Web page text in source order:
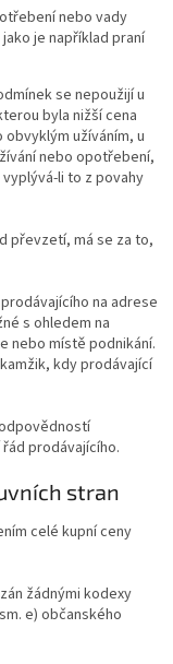
nebo vady
je například praní
se nepoužijí u
byla nižší cena
užíváním, u
nebo opotřebení,
li to z povahy
převzetí, má se za to,
na adrese
s ohledem na
nebo místě podnikání.
kdy prodávající
prodávajícího.
stran
celé kupní ceny
žádnými kodexy
e) občanského